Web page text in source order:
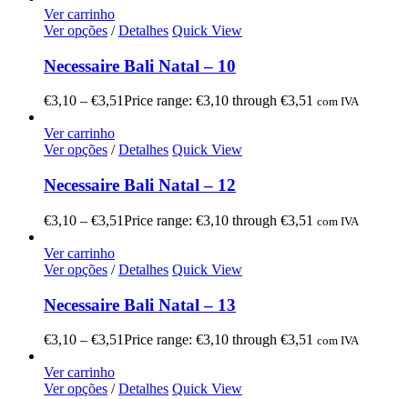
Ver carrinho
Ver opções / Detalhes Quick View
Necessaire Bali Natal – 10
€3,10 – €3,51Price range: €3,10 through €3,51 com IVA
Ver carrinho
Ver opções / Detalhes Quick View
Necessaire Bali Natal – 12
€3,10 – €3,51Price range: €3,10 through €3,51 com IVA
Ver carrinho
Ver opções / Detalhes Quick View
Necessaire Bali Natal – 13
€3,10 – €3,51Price range: €3,10 through €3,51 com IVA
Ver carrinho
Ver opções / Detalhes Quick View